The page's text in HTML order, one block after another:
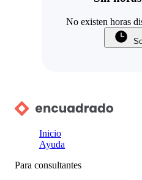
No existen horas
Inicio
Ayuda
Para consultantes